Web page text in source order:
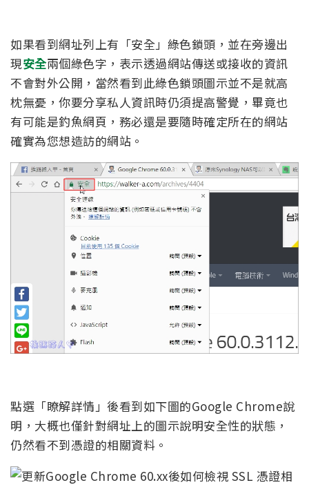
如果看到網址列上有「安全」綠色鎖頭，並在旁邊出
現安全兩個綠色字，表示透過網站傳送或接收的資訊
不會對外公開，當然看到此綠色鎖頭圖示並不是就高
枕無憂，你要分享私人資訊時仍須提高警覺，畢竟也
有可能是釣魚網頁，務必還是要隨時確定所在的網站
確實為您想造訪的網站。
點選「瞭解詳情」後看到如下圖的Google Chrome說
明，大概也僅針對網址上的圖示說明安全性的狀態，
仍然看不到憑證的相關資料。